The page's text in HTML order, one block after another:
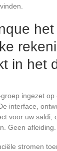
in het
ingezet op
interface,
voor uw saldi,
Geen afleiding.
stromen